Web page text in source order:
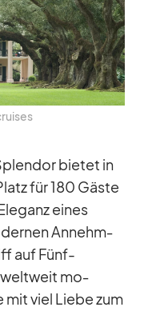
bie­tet in
für 180 Gäste
ei­nes
An­nehm­
auf Fünf-
welt­weit mo­
mit viel Liebe zum